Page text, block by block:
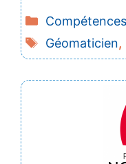
Catégories
Compétences
Étiquettes
Géomaticien,